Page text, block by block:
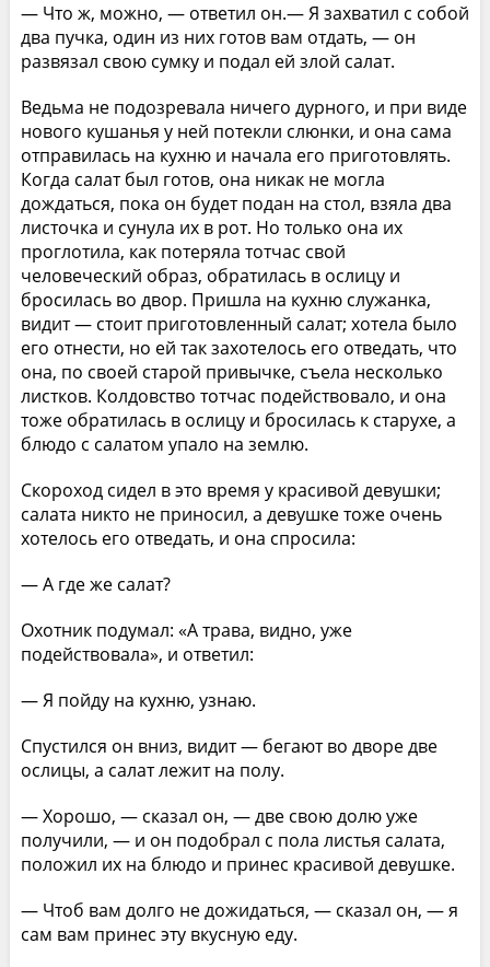
— Что ж, можно, — ответил он.— Я захватил с собой
два пучка, один из них готов вам отдать, — он
развязал свою сумку и подал ей злой салат.
Ведьма не подозревала ничего дурного, и при виде
нового кушанья у ней потекли слюнки, и она сама
отправилась на кухню и начала его приготовлять.
Когда салат был готов, она никак не могла
дождаться, пока он будет подан на стол, взяла два
листочка и сунула их в рот. Но только она их
проглотила, как потеряла тотчас свой
человеческий образ, обратилась в ослицу и
бросилась во двор. Пришла на кухню служанка,
видит — стоит приготовленный салат; хотела было
его отнести, но ей так захотелось его отведать, что
она, по своей старой привычке, съела несколько
листков. Колдовство тотчас подействовало, и она
тоже обратилась в ослицу и бросилась к старухе, а
блюдо с салатом упало на землю.
Скороход сидел в это время у красивой девушки;
салата никто не приносил, а девушке тоже очень
хотелось его отведать, и она спросила:
— А где же салат?
Охотник подумал: «А трава, видно, уже
подействовала», и ответил:
— Я пойду на кухню, узнаю.
Спустился он вниз, видит — бегают во дворе две
ослицы, а салат лежит на полу.
— Хорошо, — сказал он, — две свою долю уже
получили, — и он подобрал с пола листья салата,
положил их на блюдо и принес красивой девушке.
— Чтоб вам долго не дожидаться, — сказал он, — я
сам вам принес эту вкусную еду.